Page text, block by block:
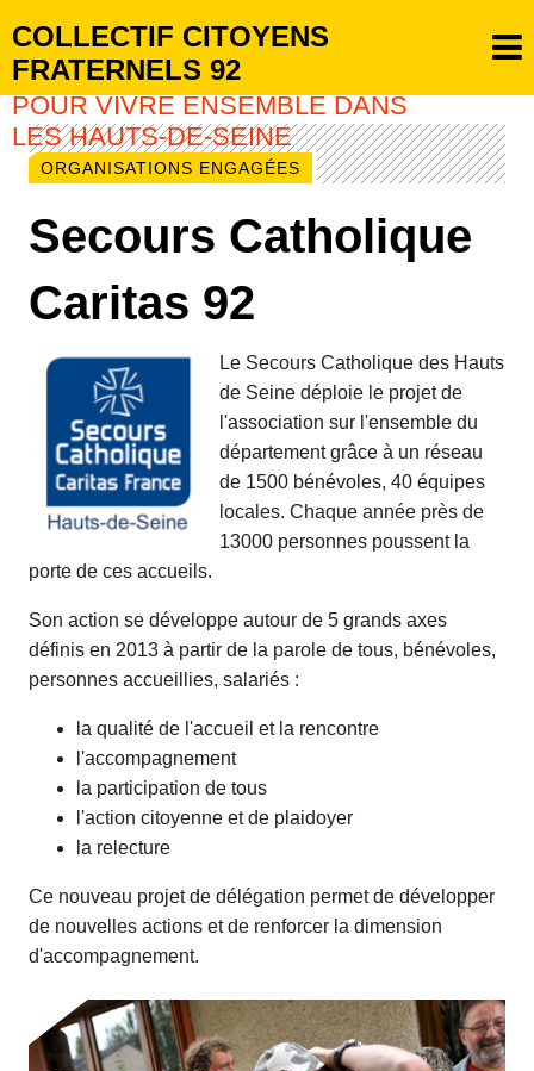
COLLECTIF CITOYENS
FRATERNELS 92
POUR VIVRE ENSEMBLE DANS
LES HAUTS-DE-SEINE
ORGANISATIONS ENGAGÉES
Secours Catholique
Caritas 92
Le Secours Catholique des Hauts
de Seine déploie le projet de
l'association sur l'ensemble du
département grâce à un réseau
de 1500 bénévoles, 40 équipes
locales. Chaque année près de
13000 personnes poussent la
porte de ces accueils.
Son action se développe autour de 5 grands axes
définis en 2013 à partir de la parole de tous, bénévoles,
personnes accueillies, salariés :
la qualité de l'accueil et la rencontre
l'accompagnement
la participation de tous
l'action citoyenne et de plaidoyer
la relecture
Ce nouveau projet de délégation permet de développer
de nouvelles actions et de renforcer la dimension
d'accompagnement.